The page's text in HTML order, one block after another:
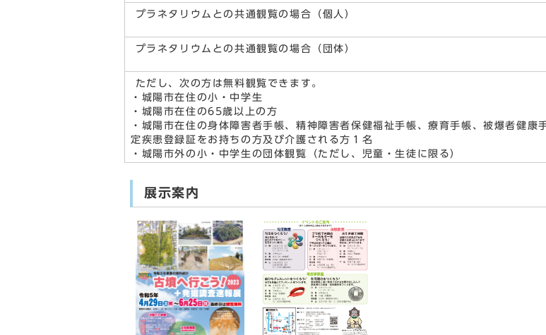
プラネタリウムとの共通観覧の場合（個人）
プラネタリウムとの共通観覧の場合（団体）
ただし、次の方は無料観覧できます。
・城陽市在住の小・中学生
・城陽市在住の65歳以上の方
・城陽市在住の身体障害者手帳、精神障害者保健福祉手帳、療育手帳、被爆者健康
定疾患登録証をお持ちの方及び介護される方１名
・城陽市外の小・中学生の団体観覧（ただし、児童・生徒に限る）
展示案内